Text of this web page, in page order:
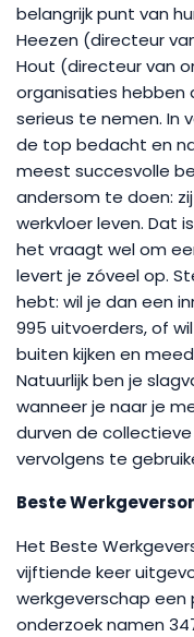
belangrijk punt van
Heezen (directeur
Hout (directeur van
organisaties hebben
serieus te nemen. In
de top bedacht en
meest succesvolle
andersom te doen:
werkvloer leven. Dat
het vraagt wel om
levert je zóveel op.
hebt: wil je dan een
995 uitvoerders, of
buiten kijken en
Natuurlijk ben je
wanneer je naar je
durven de
vervolgens te
Beste
Het Beste
vijftiende keer
werkgeverschap
onderzoek namen